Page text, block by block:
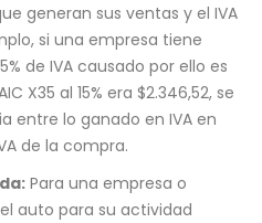
generan sus ventas y el IVA
si una empresa tiene
de IVA causado por ello es
X35 al 15% era $2.346,52, se
entre lo ganado en IVA en
de la compra.
Para una empresa o
auto para su actividad